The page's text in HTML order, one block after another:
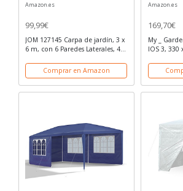
Amazon.es
99,99€
JOM 127145 Carpa de jardín, 3 x
6 m, con 6 Paredes Laterales, 4
Conectores de plástico, con
piquetas y Cables, Verde
Comprar en Amazon
Amazon.es
169,70€
My _
IOS 3, 330